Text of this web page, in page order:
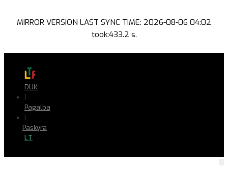
MIRROR VERSION LAST SYNC TIME: 2026-08-06 04:02
took:433.2 s.
DUK
|
Pagalba
|
Paskyra
LT